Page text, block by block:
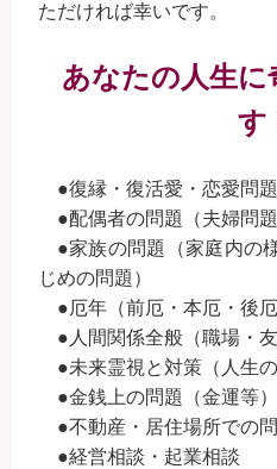
ただければ幸いです。
あなたの人生に
す
●復縁・復活愛・恋愛問題
●配偶者の問題（夫婦問題
●家族の問題（家庭内の
じめの問題）
●厄年（前厄・本厄・後
●人間関係全般（職場・友
●未来霊視と対策（人生の
●金銭上の問題（金運等
●不動産・居住場所での
●経営相談・起業相談